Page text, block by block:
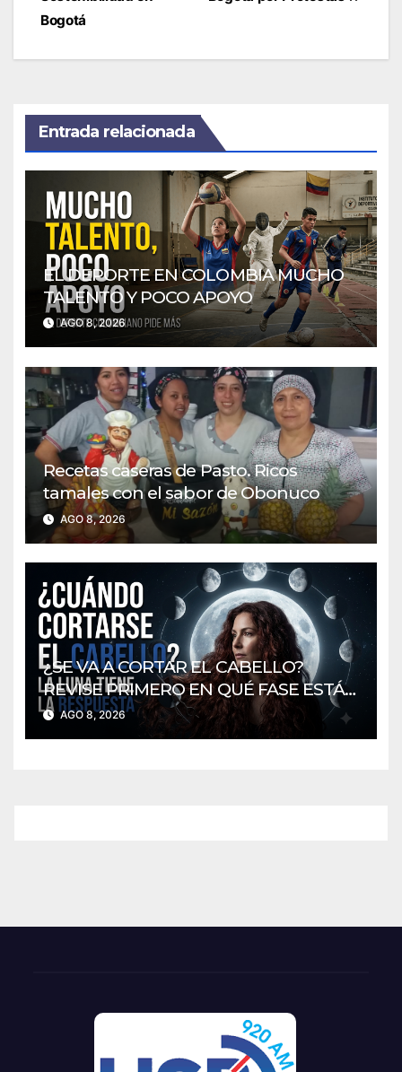
Bogotá
Entrada relacionada
EL DEPORTE EN COLOMBIA MUCHO
TALENTO Y POCO APOYO
AGO 8, 2026
Recetas caseras de Pasto. Ricos
tamales con el sabor de Obonuco
AGO 8, 2026
¿SE VA A CORTAR EL CABELLO?
REVISE PRIMERO EN QUÉ FASE ESTÁ
LA LUNA
AGO 8, 2026